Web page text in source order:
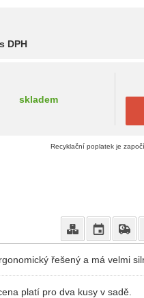
DPH
skladem
Recyklační poplatek je
řešený a má velmi
platí pro dva kusy v sadě.